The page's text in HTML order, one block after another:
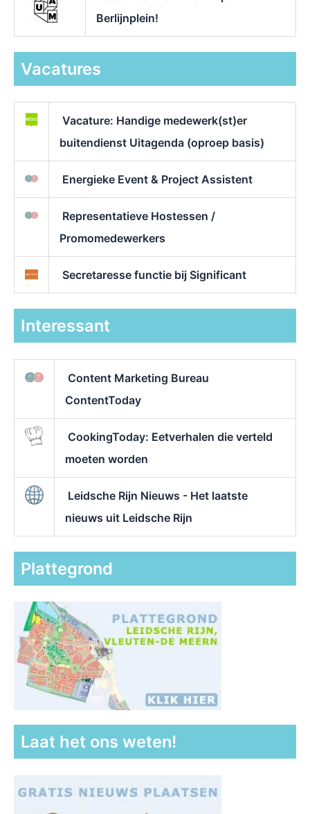
Berlijnplein!
Vacatures
Vacature: Handige medewerk(st)er
buitendienst Uitagenda (oproep basis)
Energieke Event & Project Assistent
Representatieve Hostessen /
Promomedewerkers
Secretaresse functie bij Significant
Interessant
Content Marketing Bureau
ContentToday
CookingToday: Eetverhalen die verteld
moeten worden
Leidsche Rijn Nieuws - Het laatste
nieuws uit Leidsche Rijn
Plattegrond
Laat het ons weten!